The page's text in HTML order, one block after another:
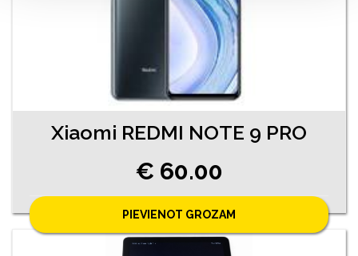
Xiaomi REDMI NOTE 9 PRO
€ 60.00
PIEVIENOT GROZAM